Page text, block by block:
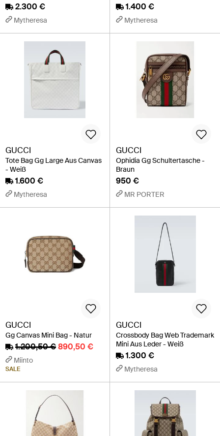
2.300 €
Mytheresa
1.400 €
Mytheresa
GUCCI
Tote Bag Gg Large Aus Canvas
- Weiß
1.600 €
Mytheresa
GUCCI
Ophidia Gg Schultertasche -
Braun
950 €
MR PORTER
GUCCI
Gg Canvas Mini Bag - Natur
1.200,50 €890,50 €
Miinto
SALE
GUCCI
Crossbody Bag Web Trademark
Mini Aus Leder - Weiß
1.300 €
Mytheresa